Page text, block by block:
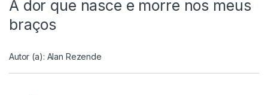
A dor que nasce e morre nos meus
braços
Autor (a): Alan Rezende